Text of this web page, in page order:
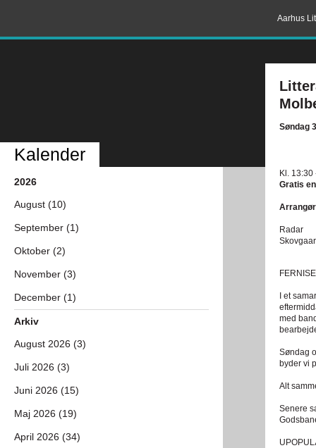
Aarhus
Søndag
Kl. 13:30
Gratis
Radar
I et
med
Søndag
byder vi
Alt
Senere
Kalender
2026
August (10)
September (1)
Oktober (2)
November (3)
December (1)
Arkiv
August 2026 (3)
Juli 2026 (3)
Juni 2026 (15)
Maj 2026 (19)
April 2026 (34)